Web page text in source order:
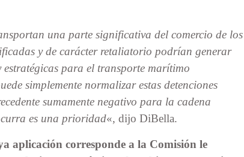
una parte significativa del comercio de los
y de carácter retaliatorio podrían generar
estratégicas para el transporte marítimo
simplemente normalizar estas detenciones
sumamente negativo para la cadena
es una prioridad«, dijo DiBella.
aplicación corresponde a la Comisión le